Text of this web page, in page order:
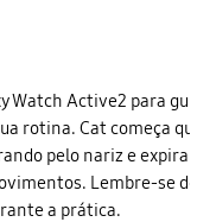
Watch Active2 para
rotina. Cat começa
pelo nariz e
Lembre-se
a prática.